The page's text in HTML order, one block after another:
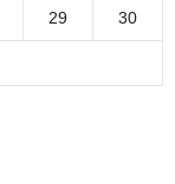
29 30